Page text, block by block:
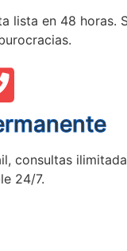
lista en 48 horas.
consultas
24/7.